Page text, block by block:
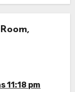
11:18 pm